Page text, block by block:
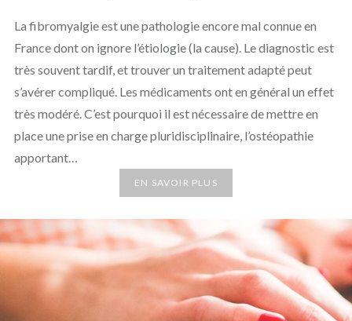
La fibromyalgie est une pathologie encore mal connue en
France dont on ignore l’étiologie (la cause). Le diagnostic est
très souvent tardif, et trouver un traitement adapté peut
s’avérer compliqué. Les médicaments ont en général un effet
très modéré. C’est pourquoi il est nécessaire de mettre en
place une prise en charge pluridisciplinaire, l’ostéopathie
apportant…
EN SAVOIR PLUS